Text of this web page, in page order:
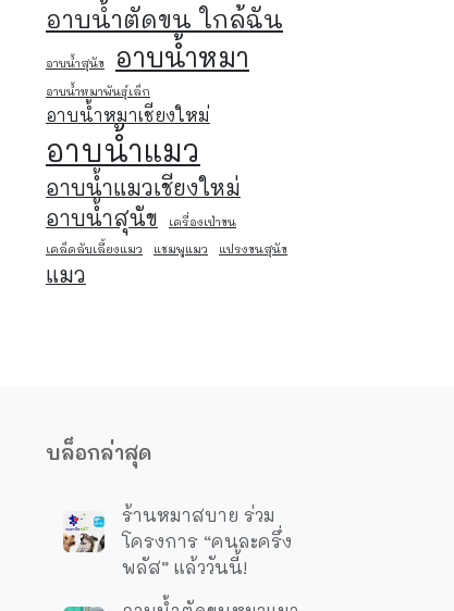
อาบน้ำตัดขน ใกล้ฉัน
อาบน้ำสุนัข อาบน้ำหมา
อาบน้ำหมาพันธุ์เล็ก
อาบน้ำหมาเชียงใหม่
อาบน้ำแมว
อาบน้ำแมวเชียงใหม่
อาบน้ําสุนัข
เครื่องเป่าขน
เคล็ดลับเลี้ยงแมว
แชมพูแมว แปรงขนสุนัข
แมว
บล็อกล่าสุด
ร้านหมาสบาย ร่วม
โครงการ “คนละครึ่ง
พลัส” แล้ววันนี้!